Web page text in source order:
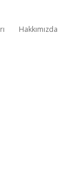
Hakkımızda